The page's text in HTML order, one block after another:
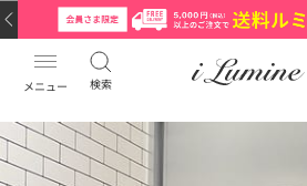
メニュー 検索